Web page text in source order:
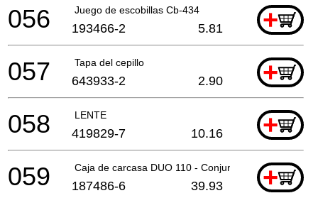
Juego de escobillas Cb-434 +
056 193466-2 5.81
Tapa del cepillo +
057 643933-2 2.90
LENTE +
058 419829-7 10.16
Caja de carcasa DUO 110 - Conjunto +
059 187486-6 39.93